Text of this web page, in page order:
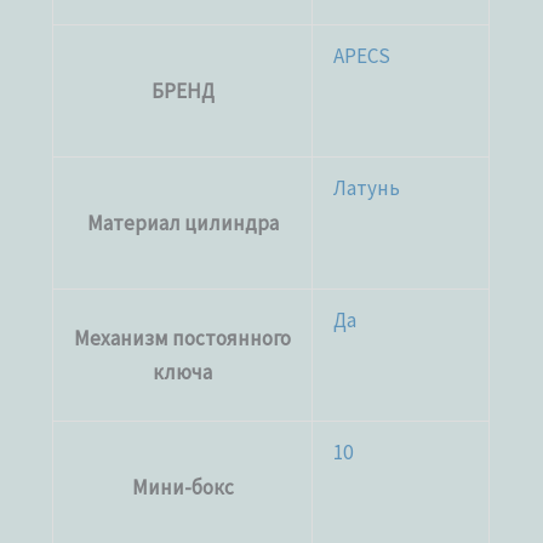
БРЕНД
APECS
Материал цилиндра
Латунь
Механизм постоянного
ключа
Да
Мини-бокс
10